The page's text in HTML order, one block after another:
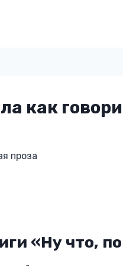
как
проза
«Ну что,